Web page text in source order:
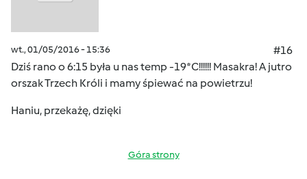
wt., 01/05/2016 - 15:36
#16
Dziś rano o 6:15 była u nas temp -19*C!!!!!! Masakra! A jutro
orszak Trzech Króli i mamy śpiewać na powietrzu!
Haniu, przekażę, dzięki
Góra strony